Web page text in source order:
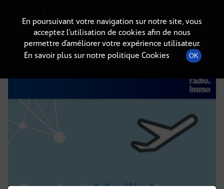
DÉTAILS DE L'ÉMISSION
En poursuivant votre navigation sur notre site, vous
acceptez l’utilisation de cookies afin de nous
permettre d’améliorer votre expérience utilisateur.
En savoir plus sur notre politique Cookies
OK